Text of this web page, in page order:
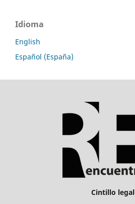
Idioma
English
Español (España)
Cintillo legal